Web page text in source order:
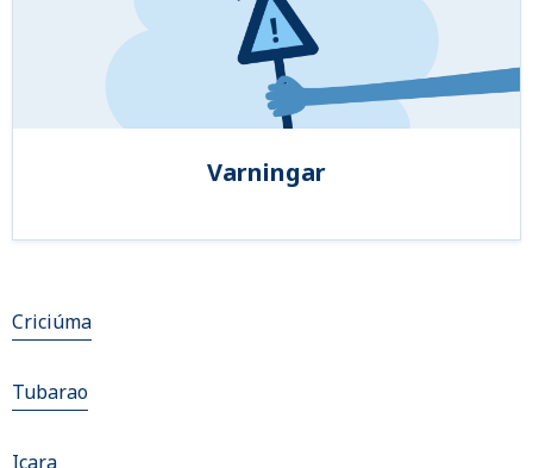
Varningar
Criciúma
Tubarao
Icara